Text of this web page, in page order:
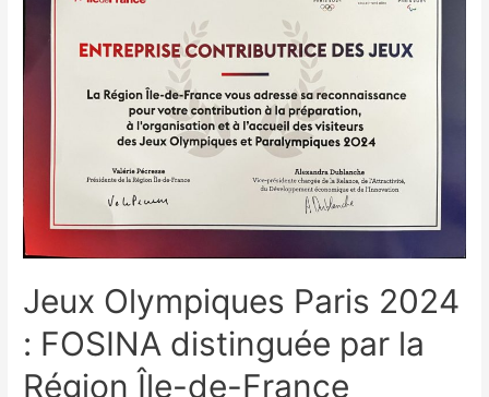
Jeux Olympiques Paris 2024
: FOSINA distinguée par la
Région Île-de-France